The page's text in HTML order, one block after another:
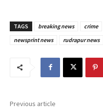
TAGS breaking news crime
newsprint news
rudrapur news
Previous article